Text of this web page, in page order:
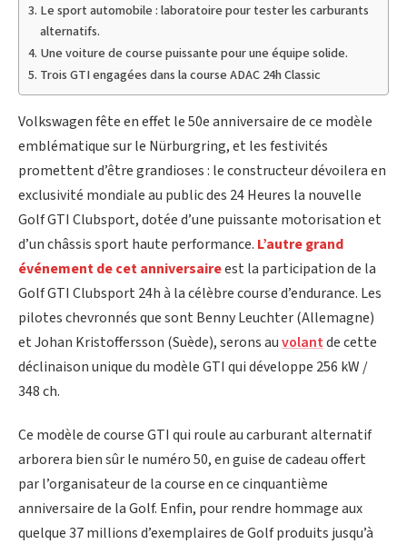
Le sport automobile : laboratoire pour tester les carburants
alternatifs.
Une voiture de course puissante pour une équipe solide.
Trois GTI engagées dans la course ADAC 24h Classic
Volkswagen fête en effet le 50e anniversaire de ce modèle
emblématique sur le Nürburgring, et les festivités
promettent d’être grandioses : le constructeur dévoilera en
exclusivité mondiale au public des 24 Heures la nouvelle
Golf GTI Clubsport, dotée d’une puissante motorisation et
d’un châssis sport haute performance. L’autre grand
événement de cet anniversaireest la participation de la
Golf GTI Clubsport 24h à la célèbre course d’endurance. Les
pilotes chevronnés que sont Benny Leuchter (Allemagne)
et Johan Kristoffersson (Suède), serons auvolantde cette
déclinaison unique du modèle GTI qui développe 256 kW /
348 ch.
Ce modèle de course GTI qui roule au carburant alternatif
arborera bien sûr le numéro 50, en guise de cadeau offert
par l’organisateur de la course en ce cinquantième
anniversaire de la Golf. Enfin, pour rendre hommage aux
quelque 37 millions d’exemplaires de Golf produits jusqu’à